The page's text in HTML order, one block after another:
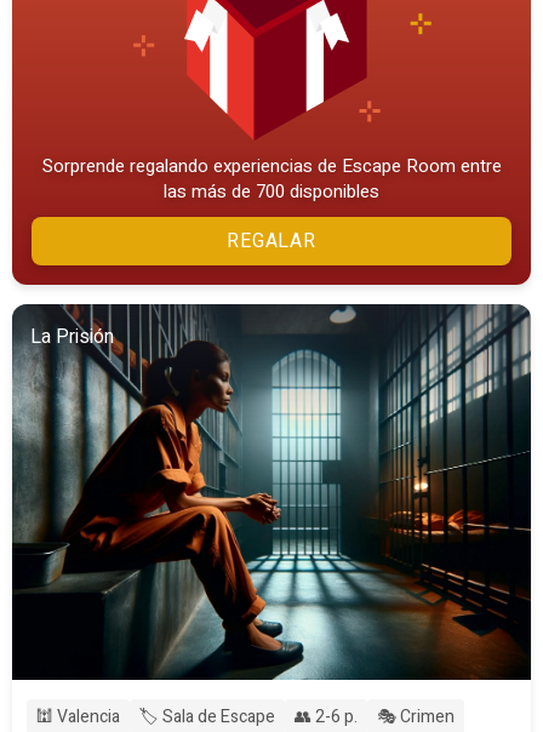
Sorprende regalando experiencias de Escape Room entre
las más de 700 disponibles
REGALAR
La Prisión
🕍 Valencia 🏷️ Sala de Escape 👥 2-6 p. 🎭 Crimen